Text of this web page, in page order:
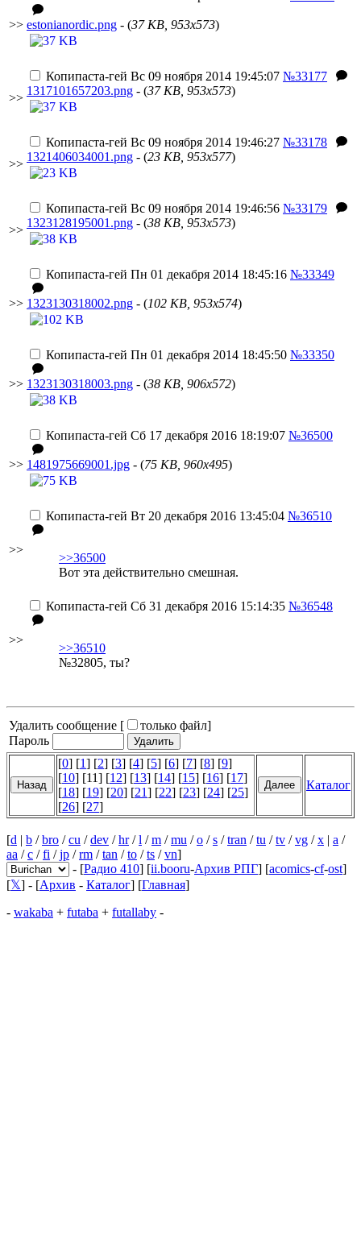
>> estonianordic.png - (37 KB, 953x573)
>>
Копипаста-гей Вс 09 ноября 2014 19:45:07 №33177
1317101657203.png - (37 KB, 953x573)
>>
Копипаста-гей Вс 09 ноября 2014 19:46:27 №33178
1321406034001.png - (23 KB, 953x577)
>>
Копипаста-гей Вс 09 ноября 2014 19:46:56 №33179
1323128195001.png - (38 KB, 953x573)
>>
Копипаста-гей Пн 01 декабря 2014 18:45:16 №33349
1323130318002.png - (102 KB, 953x574)
>>
Копипаста-гей Пн 01 декабря 2014 18:45:50 №33350
1323130318003.png - (38 KB, 906x572)
>>
Копипаста-гей Сб 17 декабря 2016 18:19:07 №36500
1481975669001.jpg - (75 KB, 960x495)
>>
Копипаста-гей Вт 20 декабря 2016 13:45:04 №36510
>>36500
Вот эта действительно смешная.
>>
Копипаста-гей Сб 31 декабря 2016 15:14:35 №36548
>>36510
№32805, ты?
Удалить сообщение [ только файл]
Пароль
[0] [1] [2] [3] [4] [5] [6] [7] [8] [9]
[10] [11] [12] [13] [14] [15] [16] [17]
[18] [19] [20] [21] [22] [23] [24] [25]
[26] [27]
Каталог
[d | b /bro /cu /dev /hr/l /m /mu /o /s /tran /tu /tv /vg /x | a /
aa /c /fi /jp /rm /tan /to /ts /vn]
- [Радио 410] [ii.booru-Архив РПГ] [acomics-cf-ost]
[𝕏] - [Архив - Каталог] [Главная]
- wakaba + futaba + futallaby -